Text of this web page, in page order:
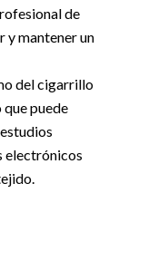
de
y mantener un
del cigarrillo
puede
electrónicos